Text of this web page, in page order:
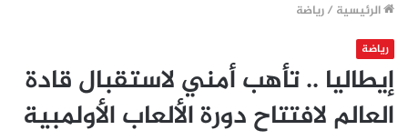
الرئيسية /رياضة
رياضة
إيطاليا .. تأهب أمني لاستقبال قادة
العالم لافتتاح دورة الألعاب الأولمبية